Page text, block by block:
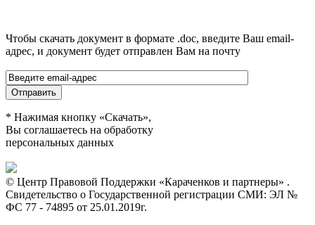
Чтобы скачать документ в формате .doc, введите Ваш email-
адрес, и документ будет отправлен Вам на почту
* Нажимая кнопку «Скачать»,
Вы соглашаетесь на обработку
персональных данных
© Центр Правовой Поддержки «Караченков и партнеры» .
Свидетельство о Государственной регистрации СМИ: ЭЛ №
ФС 77 - 74895 от 25.01.2019г.